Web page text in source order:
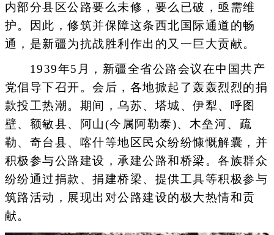
内部分县区公路要么未修，要么已破，亟需维
护。因此，修筑并保障这条西北国际通道的畅
通，是新疆为抗战胜利作出的又一巨大贡献。
1939年5月，新疆全省公路会议在中国共产
党倡导下召开。会后，各地掀起了轰轰烈烈的捐
款投工热潮。期间，乌苏、塔城、伊犁、呼图
壁、额敏县、阿山(今属阿勒泰)、木垒河、疏
勒、奇台县、喀什等地区民众纷纷慷慨解囊，并
积极参与公路建设，承建公路和桥梁。各族群众
纷纷通过捐款、捐建桥梁、提供工具等积极参与
筑路活动，展现出对公路建设的极大热情和贡
献。